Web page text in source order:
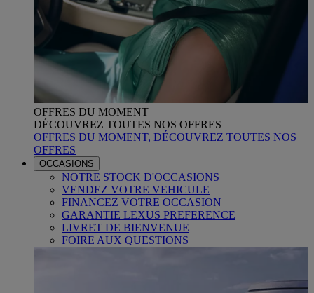
OFFRES DU MOMENT
DÉCOUVREZ TOUTES NOS OFFRES
OFFRES DU MOMENT, DÉCOUVREZ TOUTES NOS
OFFRES
OCCASIONS
NOTRE STOCK D'OCCASIONS
VENDEZ VOTRE VEHICULE
FINANCEZ VOTRE OCCASION
GARANTIE LEXUS PREFERENCE
LIVRET DE BIENVENUE
FOIRE AUX QUESTIONS